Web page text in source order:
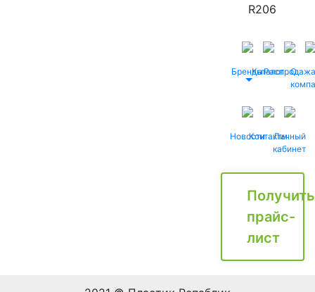
R206
БрендыКаталог
Распродажа
О
НовостиКонтактыЛичный
кабинет
Получить
прайс-
лист